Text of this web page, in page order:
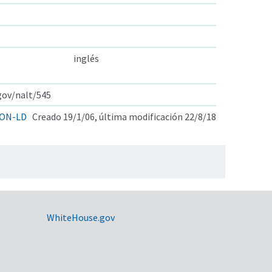
inglés
nalt/545
LD Creado 19/1/06, última modificación 22/8/18
WhiteHouse.gov